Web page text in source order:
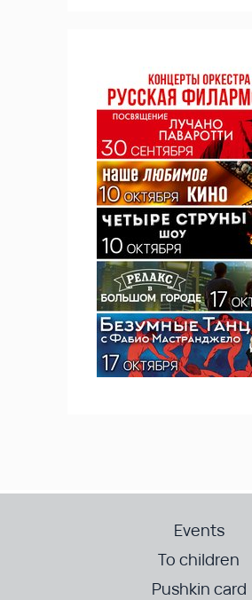
Events
To children
Pushkin card